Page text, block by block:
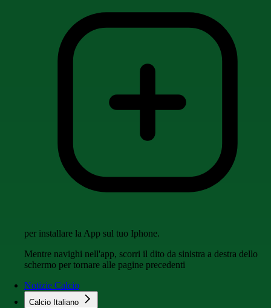
per installare la App sul tuo Iphone.
Mentre navighi nell'app, scorri il dito da sinistra a destra dello
schermo per tornare alle pagine precedenti
Notizie Calcio
Calcio Italiano